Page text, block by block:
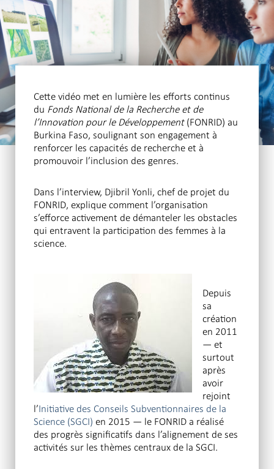
Cette vidéo met en lumière les efforts continus
du Fonds National de la Recherche et de
l’Innovation pour le Développement(FONRID) au
Burkina Faso, soulignant son engagement à
renforcer les capacités de recherche et à
promouvoir l’inclusion des genres.
Dans l’interview, Djibril Yonli, chef de projet du
FONRID, explique comment l’organisation
s’efforce activement de démanteler les obstacles
qui entravent la participation des femmes à la
science.
Depuis
sa
création
en 2011
— et
surtout
après
avoir
rejoint
l’Initiative des Conseils Subventionnaires de la
Science (SGCI) en 2015 — le FONRID a réalisé
des progrès significatifs dans l’alignement de ses
activités sur les thèmes centraux de la SGCI.